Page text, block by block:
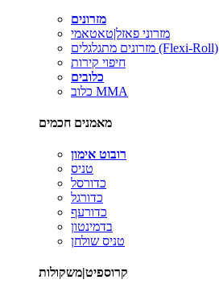
מזרונים
מזרוני פאזל|טאטאמי
מזרונים מתגלגלים (Flexi-Roll)
חיפוי קירות
כלובים
כלוב MMA
מאמנים חכמים
רובוט אימון
טניס
כדורסל
כדורגל
כדורעף
בדמינטון
טניס שולחן
קרוספיט|משקולות